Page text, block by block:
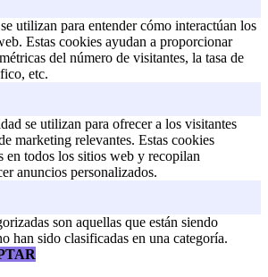
utilizan para entender cómo interactúan los
Estas cookies ayudan a proporcionar
del número de visitantes, la tasa de
etc.
se utilizan para ofrecer a los visitantes
marketing relevantes. Estas cookies
en todos los sitios web y recopilan
anuncios personalizados.
son aquellas que están siendo
han sido clasificadas en una categoría.